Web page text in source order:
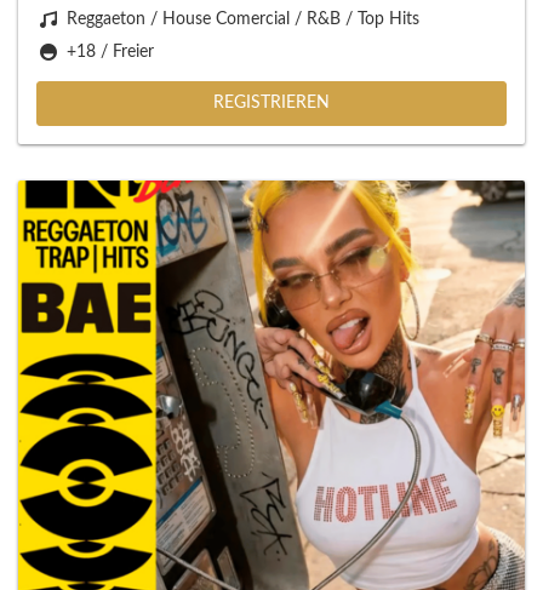
Reggaeton / House Comercial / R&B / Top Hits
+18 / Freier
REGISTRIEREN